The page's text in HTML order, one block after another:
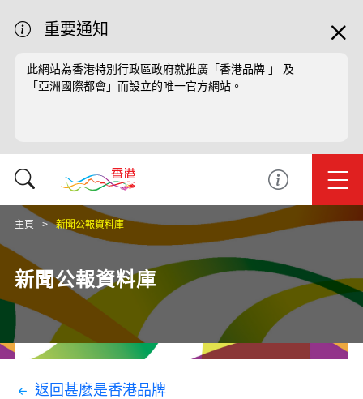
重要通知
此網站為香港特別行政區政府就推廣「香港品牌 」 及
「亞洲國際都會」而設立的唯一官方網站。
主頁 新聞公報資料庫
新聞公報資料庫
返回甚麼是香港品牌